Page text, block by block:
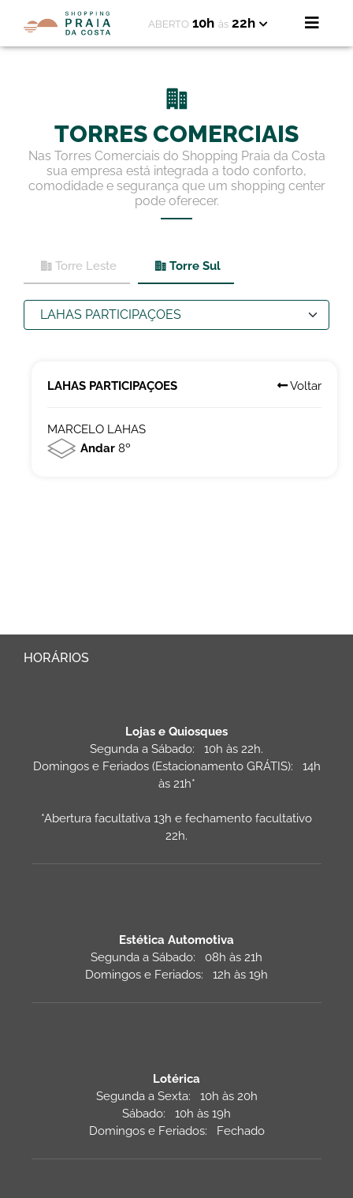
ABERTO 10h às 22h
TORRES COMERCIAIS
Nas Torres Comerciais do Shopping Praia da Costa
sua empresa está integrada a todo conforto,
comodidade e segurança que um shopping center
pode oferecer.
Torre Leste Torre Sul
LAHAS PARTICIPAÇOES Voltar
MARCELO LAHAS
Andar8º
HORÁRIOS
Lojas e Quiosques
Segunda a Sábado: 10h às 22h.
Domingos e Feriados (Estacionamento GRÁTIS): 14h
às 21h*
*Abertura facultativa 13h e fechamento facultativo
22h.
Estética Automotiva
Segunda a Sábado: 08h às 21h
Domingos e Feriados: 12h às 19h
Lotérica
Segunda a Sexta: 10h às 20h
Sábado: 10h às 19h
Domingos e Feriados: Fechado